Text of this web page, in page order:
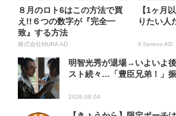
８月のロト6はこの方法で買
え!!６つの数字が『完全一
致』する方法
株式会社MURA AD
【1ヶ月
りたい人
Il Sereno AD
明智光秀が退場→いよいよ
スト続々…「豊臣兄弟！」
2026.08.04